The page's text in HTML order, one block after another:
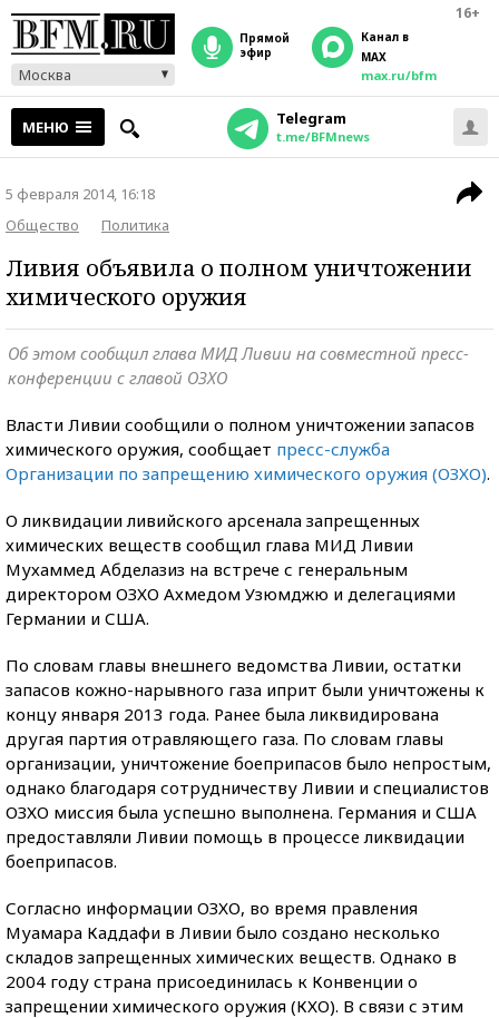
16+
Москва
прямой
эфир
Канал в
MAX
max.ru/bfm
МЕНЮ Telegram
t.me/BFMnews
5 февраля 2014, 16:18
Общество
Политика
Ливия объявила о полном уничтожении
химического оружия
Об этом сообщил глава МИД Ливии на совместной пресс-
конференции с главой ОЗХО
Власти Ливии сообщили о полном уничтожении запасов
химического оружия, сообщает пресс-служба
Организации по запрещению химического оружия (ОЗХО).
О ликвидации ливийского арсенала запрещенных
химических веществ сообщил глава МИД Ливии
Мухаммед Абделазиз на встрече с генеральным
директором ОЗХО Ахмедом Узюмджю и делегациями
Германии и США.
По словам главы внешнего ведомства Ливии, остатки
запасов кожно-нарывного газа иприт были уничтожены к
концу января 2013 года. Ранее была ликвидирована
другая партия отравляющего газа. По словам главы
организации, уничтожение боеприпасов было непростым,
однако благодаря сотрудничеству Ливии и специалистов
ОЗХО миссия была успешно выполнена. Германия и США
предоставляли Ливии помощь в процессе ликвидации
боеприпасов.
Согласно информации ОЗХО, во время правления
Муамара Каддафи в Ливии было создано несколько
складов запрещенных химических веществ. Однако в
2004 году страна присоединилась к Конвенции о
запрещении химического оружия (КХО). В связи с этим